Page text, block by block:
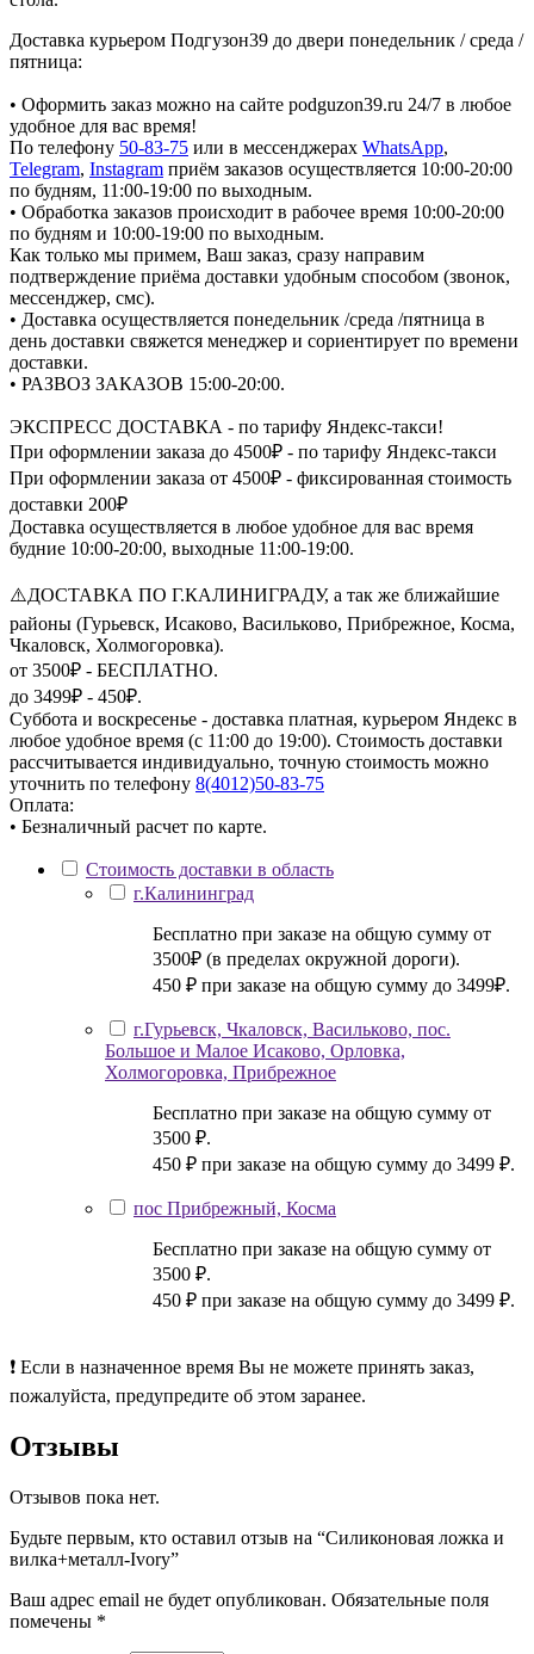
Доставка курьером Подгузон39 до двери понедельник / среда /
пятница:
• Оформить заказ можно на сайте podguzon39.ru 24/7 в любое
удобное для вас время!
По телефону 50-83-75 или в мессенджерах WhatsApp,
Telegram, Instagram приём заказов осуществляется 10:00-20:00
по будням, 11:00-19:00 по выходным.
• Обработка заказов происходит в рабочее время 10:00-20:00
по будням и 10:00-19:00 по выходным.
Как только мы примем, Ваш заказ, сразу направим
подтверждение приёма доставки удобным способом (звонок,
мессенджер, смс).
• Доставка осуществляется понедельник /среда /пятница в
день доставки свяжется менеджер и сориентирует по времени
доставки.
• РАЗВОЗ ЗАКАЗОВ 15:00-20:00.
ЭКСПРЕСС ДОСТАВКА - по тарифу Яндекс-такси!
При оформлении заказа до 4500₽ - по тарифу Яндекс-такси
При оформлении заказа от 4500₽ - фиксированная стоимость
доставки 200₽
Доставка осуществляется в любое удобное для вас время
будние 10:00-20:00, выходные 11:00-19:00.
⚠️ДОСТАВКА ПО Г.КАЛИНИГРАДУ, а так же ближайшие
районы (Гурьевск, Исаково, Васильково, Прибрежное, Косма,
Чкаловск, Холмогоровка).
от 3500₽ - БЕСПЛАТНО.
до 3499₽ - 450₽.
Суббота и воскресенье - доставка платная, курьером Яндекс в
любое удобное время (с 11:00 до 19:00). Стоимость доставки
рассчитывается индивидуально, точную стоимость можно
уточнить по телефону 8(4012)50-83-75
Оплата:
• Безналичный расчет по карте.
Стоимость доставки в область
г.Калининград
Бесплатно при заказе на общую сумму от
3500₽ (в пределах окружной дороги).
450 ₽ при заказе на общую сумму до 3499₽.
г.Гурьевск, Чкаловск, Васильково, пос.
Большое и Малое Исаково, Орловка,
Холмогоровка, Прибрежное
Бесплатно при заказе на общую сумму от
3500 ₽.
450 ₽ при заказе на общую сумму до 3499 ₽.
пос Прибрежный, Косма
Бесплатно при заказе на общую сумму от
3500 ₽.
450 ₽ при заказе на общую сумму до 3499 ₽.
❗ Если в назначенное время Вы не можете принять заказ,
пожалуйста, предупредите об этом заранее.
Отзывы
Отзывов пока нет.
Будьте первым, кто оставил отзыв на “Силиконовая ложка и
вилка+металл-Ivory”
Ваш адрес email не будет опубликован. Обязательные поля
помечены *